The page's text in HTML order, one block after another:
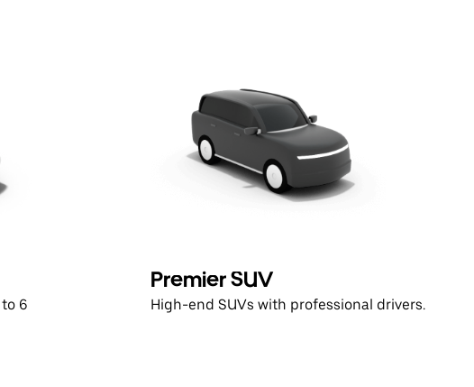
6
Premier SUV
High-end SUVs with professional drivers.